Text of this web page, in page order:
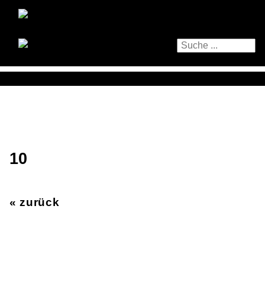
10
« zurück